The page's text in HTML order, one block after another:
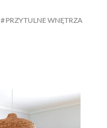
PRZYTULNE WNĘTRZA